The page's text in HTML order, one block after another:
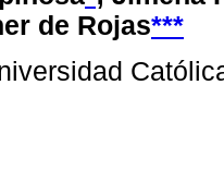
de Rojas***